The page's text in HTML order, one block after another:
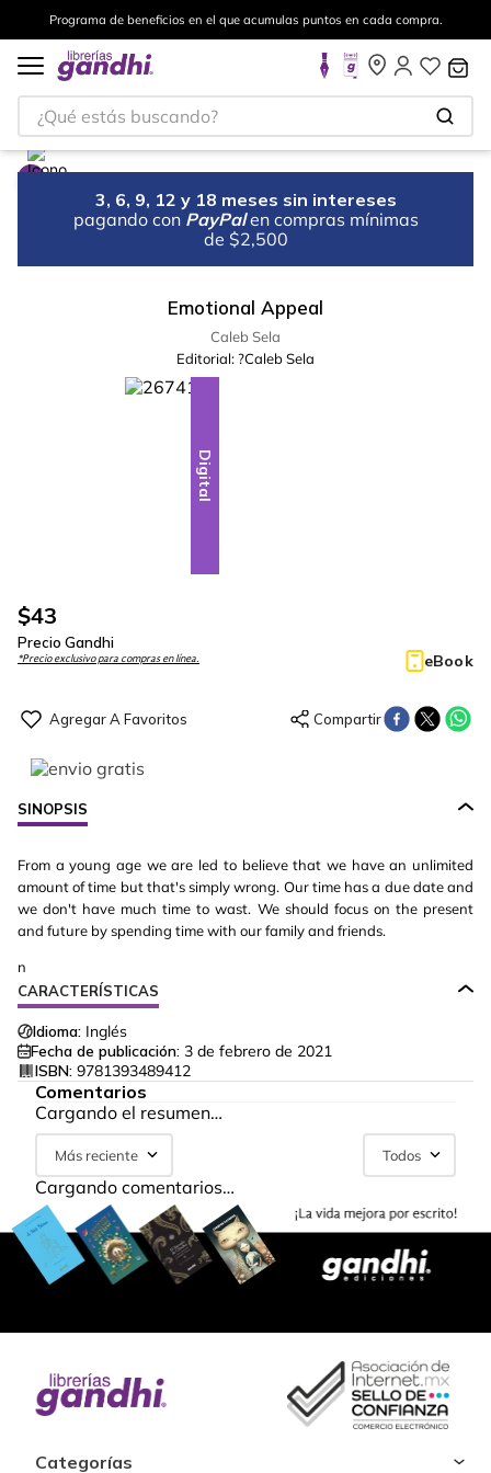
Programa de beneficios en el que acumulas puntos en cada compra.
¿Qué estás buscando?
3, 6, 9, 12 y 18 meses sin intereses
pagando con PayPal en compras mínimas
de $2,500
Emotional Appeal
Caleb Sela
Editorial: ?Caleb Sela
Digital
$43
Precio Gandhi
*Precio exclusivo para compras en línea. eBook
SINOPSIS
From a young age we are led to believe that we have an unlimited
amount of time but that's simply wrong. Our time has a due date and
we don't have much time to wast. We should focus on the present
and future by spending time with our family and friends.
n
CARACTERÍSTICAS
Idioma: Inglés
Fecha de publicación: 3 de febrero de 2021
ISBN: 9781393489412
Comentarios
Cargando el resumen…
Más reciente Todos
Cargando comentarios…
Categorías